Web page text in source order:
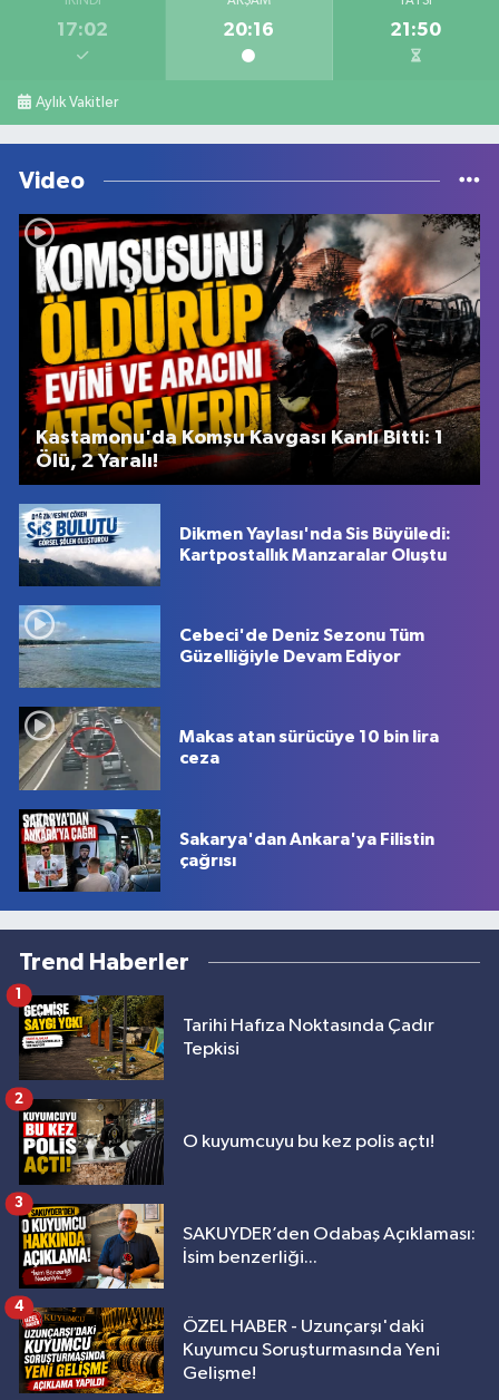
17:02 20:16 21:50
Aylık Vakitler
Video
Kastamonu'da Komşu Kavgası Kanlı Bitti: 1
Ölü, 2 Yaralı!
Dikmen Yaylası'nda Sis Büyüledi:
Kartpostallık Manzaralar Oluştu
Cebeci'de Deniz Sezonu Tüm
Güzelliğiyle Devam Ediyor
Makas atan sürücüye 10 bin lira
ceza
Sakarya'dan Ankara'ya Filistin
çağrısı
Trend Haberler
Tarihi Hafıza Noktasında Çadır
Tepkisi
1
O kuyumcuyu bu kez polis açtı!
2
SAKUYDER’den Odabaş Açıklaması:
İsim benzerliği...
3
ÖZEL HABER - Uzunçarşı'daki
Kuyumcu Soruşturmasında Yeni
Gelişme!
4